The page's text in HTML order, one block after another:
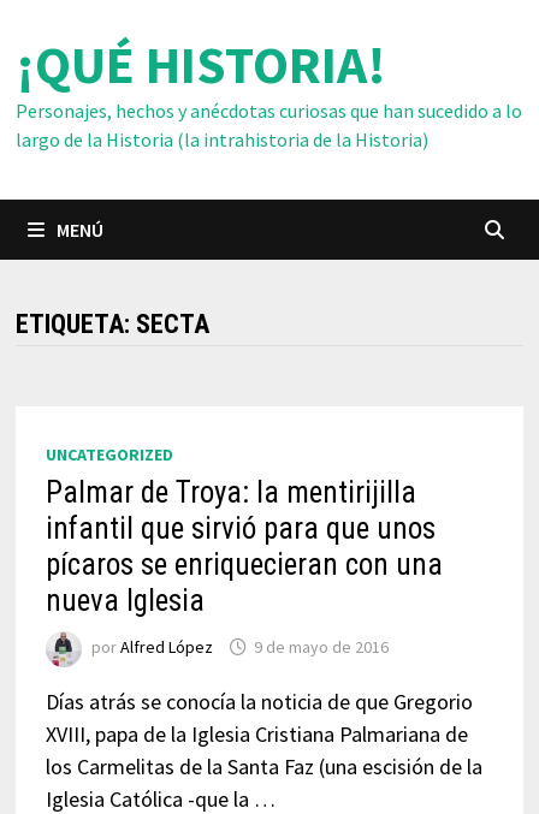
contenido
¡QUÉ HISTORIA!
Personajes, hechos y anécdotas curiosas que han sucedido a lo
largo de la Historia (la intrahistoria de la Historia)
MENÚ
ETIQUETA: SECTA
UNCATEGORIZED
Palmar de Troya: la mentirijilla
infantil que sirvió para que unos
pícaros se enriquecieran con una
nueva Iglesia
porAlfred López 9 de mayo de 2016
Días atrás se conocía la noticia de que Gregorio
XVIII, papa de la Iglesia Cristiana Palmariana de
los Carmelitas de la Santa Faz (una escisión de la
Iglesia Católica -que la …